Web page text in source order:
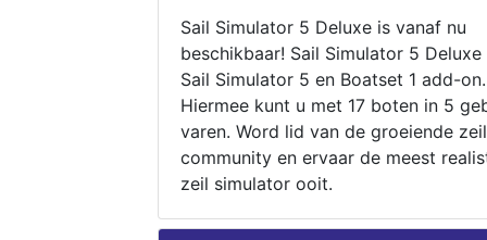
Sail Simulator 5 Deluxe is vanaf nu
beschikbaar! Sail Simulator 5
Sail Simulator 5 en Boatset 1 add-on.
Hiermee kunt u met 17 boten in 5
varen. Word lid van de groeiende zeil
community en ervaar de meest
zeil simulator ooit.